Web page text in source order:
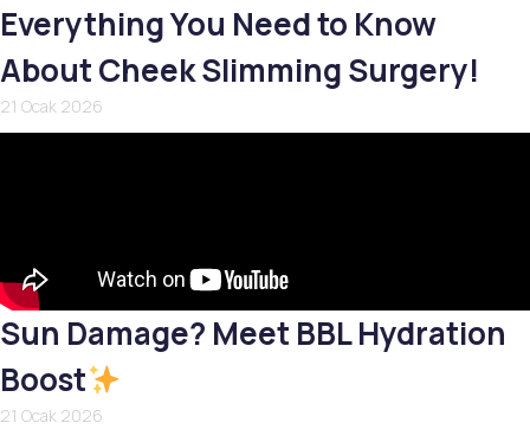
Everything You Need to Know
About Cheek Slimming Surgery!
21 Ocak 2026
Sun Damage? Meet BBL Hydration
Boost
21 Ocak 2026